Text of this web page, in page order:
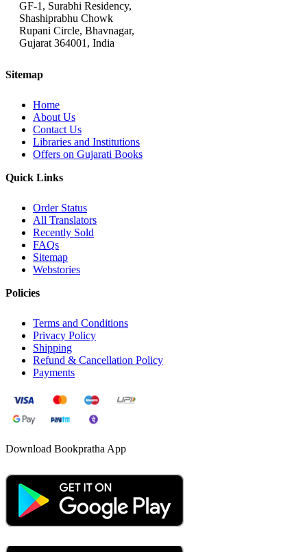
GF-1, Surabhi Residency,
Shashiprabhu Chowk
Rupani Circle, Bhavnagar,
Gujarat 364001, India
Sitemap
Home
About Us
Contact Us
Libraries and Institutions
Offers on Gujarati Books
Quick Links
Order Status
All Translators
Recently Sold
FAQs
Sitemap
Webstories
Policies
Terms and Conditions
Privacy Policy
Shipping
Refund & Cancellation Policy
Payments
Download Bookpratha App